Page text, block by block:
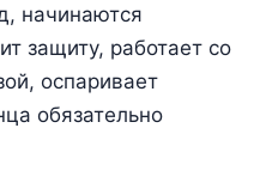
начинаются
защиту, работает со
оспаривает
обязательно